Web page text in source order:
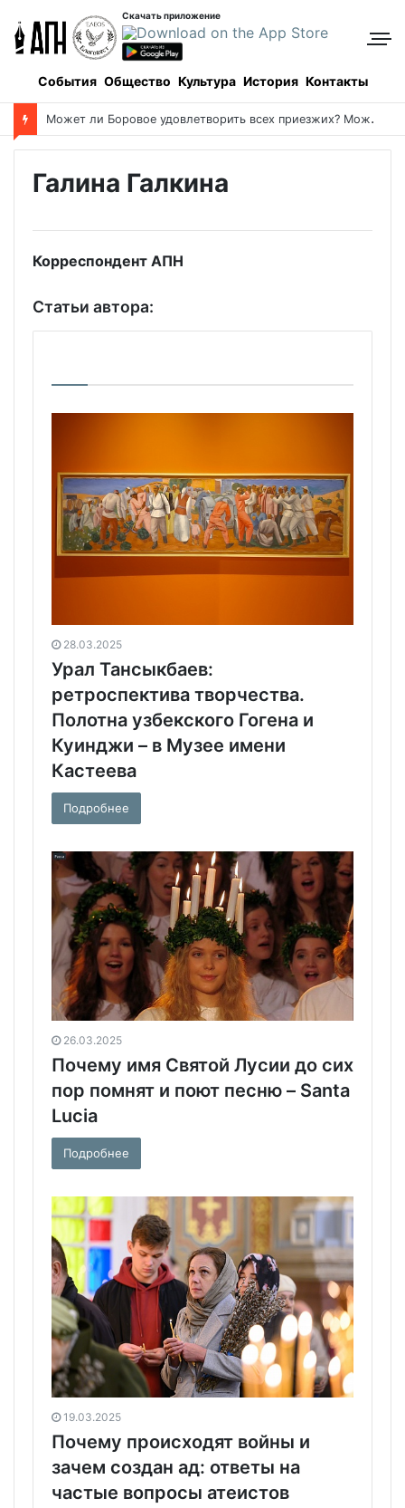
Скачать приложение
События Общество Культура История Контакты
Успенский пост-2026: даты и календарь питания
Галина Галкина
Корреспондент АПН
Статьи автора:
28.03.2025
Урал Тансыкбаев:
ретроспектива творчества.
Полотна узбекского Гогена и
Куинджи – в Музее имени
Кастеева
Подробнее
26.03.2025
Почему имя Святой Лусии до сих
пор помнят и поют песню – Santa
Lucia
Подробнее
19.03.2025
Почему происходят войны и
зачем создан ад: ответы на
частые вопросы атеистов